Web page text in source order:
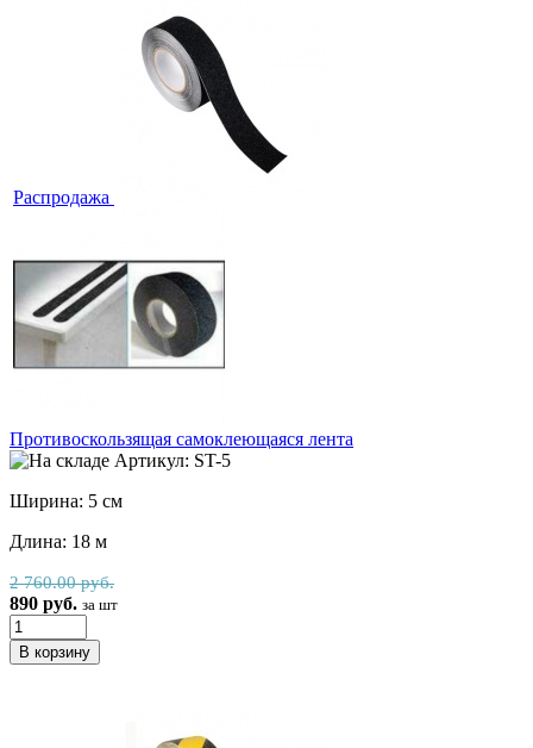
Распродажа
Противоскользящая самоклеющаяся лента
Артикул: ST-5
Ширина: 5 см
Длина: 18 м
2 760.00 руб.
890 руб. за шт